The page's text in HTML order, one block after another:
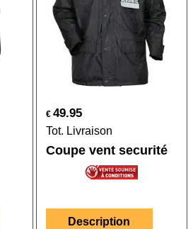
€ 49.95
Tot. Livraison
Coupe vent securité
Description